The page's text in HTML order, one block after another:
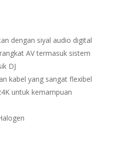
dengan siyal audio digital
AV termasuk sistem
DJ
kabel yang sangat flexibel
untuk kemampuan